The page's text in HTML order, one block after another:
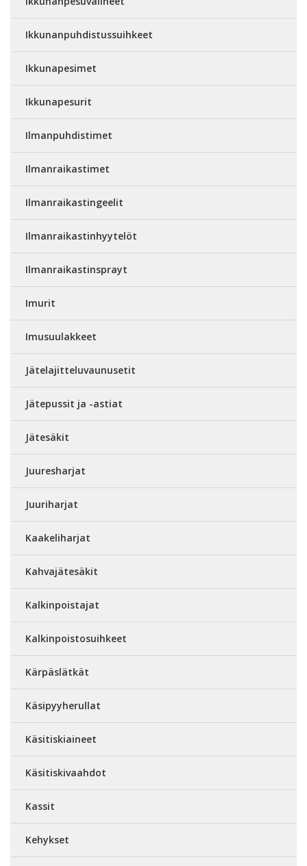
Ikkunanpuhdistussuihkeet
Ikkunapesimet
Ikkunapesurit
Ilmanpuhdistimet
Ilmanraikastimet
Ilmanraikastingeelit
Ilmanraikastinhyytelöt
Ilmanraikastinsprayt
Imurit
Imusuulakkeet
Jätelajitteluvaunusetit
Jätepussit ja -astiat
Jätesäkit
Juuresharjat
Juuriharjat
Kaakeliharjat
Kahvajätesäkit
Kalkinpoistajat
Kalkinpoistosuihkeet
Kärpäslätkät
Käsipyyherullat
Käsitiskiaineet
Käsitiskivaahdot
Kassit
Kehykset